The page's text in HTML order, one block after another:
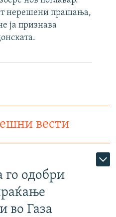
нерешени прашања,
ја признава
вести
го одобри
во Газа